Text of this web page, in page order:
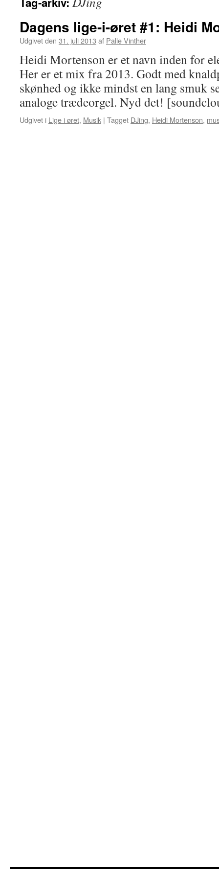
Dagens lige-i-øret #1: Heidi
Udgivet den 31. juli 2013 af Palle Vinther
Heidi Mortenson er et navn inden for
Her er et mix fra 2013. Godt med
skønhed og ikke mindst en lang smuk
analoge trædeorgel. Nyd det!
Udgivet i Lige i øret, Musik | Tagget DJing, Heidi Mortenson,